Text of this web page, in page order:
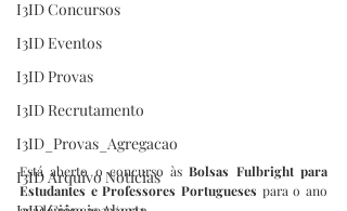
I3ID Concursos
I3ID Eventos
I3ID Provas
I3ID Recrutamento
I3ID_Provas_Agregacao
I3ID Arquivo Notícias
Está aberto o concurso às Bolsas Fulbright para
Estudantes e Professores Portugueses para o ano